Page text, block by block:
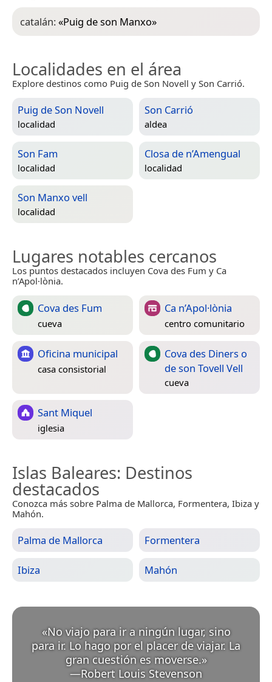
catalán:«Puig de son Manxo»
Localidades en el área
Explore destinos como Puig de Son Novell y Son Carrió.
Puig de Son Novell
localidad
Son Carrió
aldea
Son Fam
localidad
Closa de n’Amengual
localidad
Son Manxo vell
localidad
Lugares notables cercanos
Los puntos destacados incluyen Cova des Fum y Ca
n’Apol·lònia.
Cova des Fum
cueva
Ca n’Apol·lònia
centro comunitario
Oficina municipal
casa consistorial
Cova des Diners o
de son Tovell Vell
cueva
Sant Miquel
iglesia
Islas Baleares: Destinos
destacados
Conozca más sobre Palma de Mallorca, Formentera, Ibiza y
Mahón.
Palma de Mallorca Formentera
Ibiza Mahón
«No viajo para ir a ningún lugar, sino
para ir. Lo hago por el placer de viajar. La
gran cuestión es moverse. »
—Robert Louis Stevenson